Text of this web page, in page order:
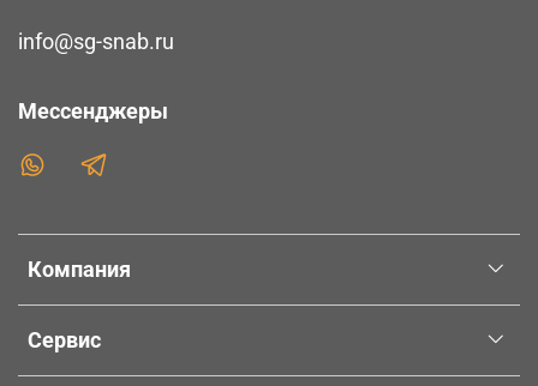
Компания
Сервис
info@sg-snab.ru
Мессенджеры